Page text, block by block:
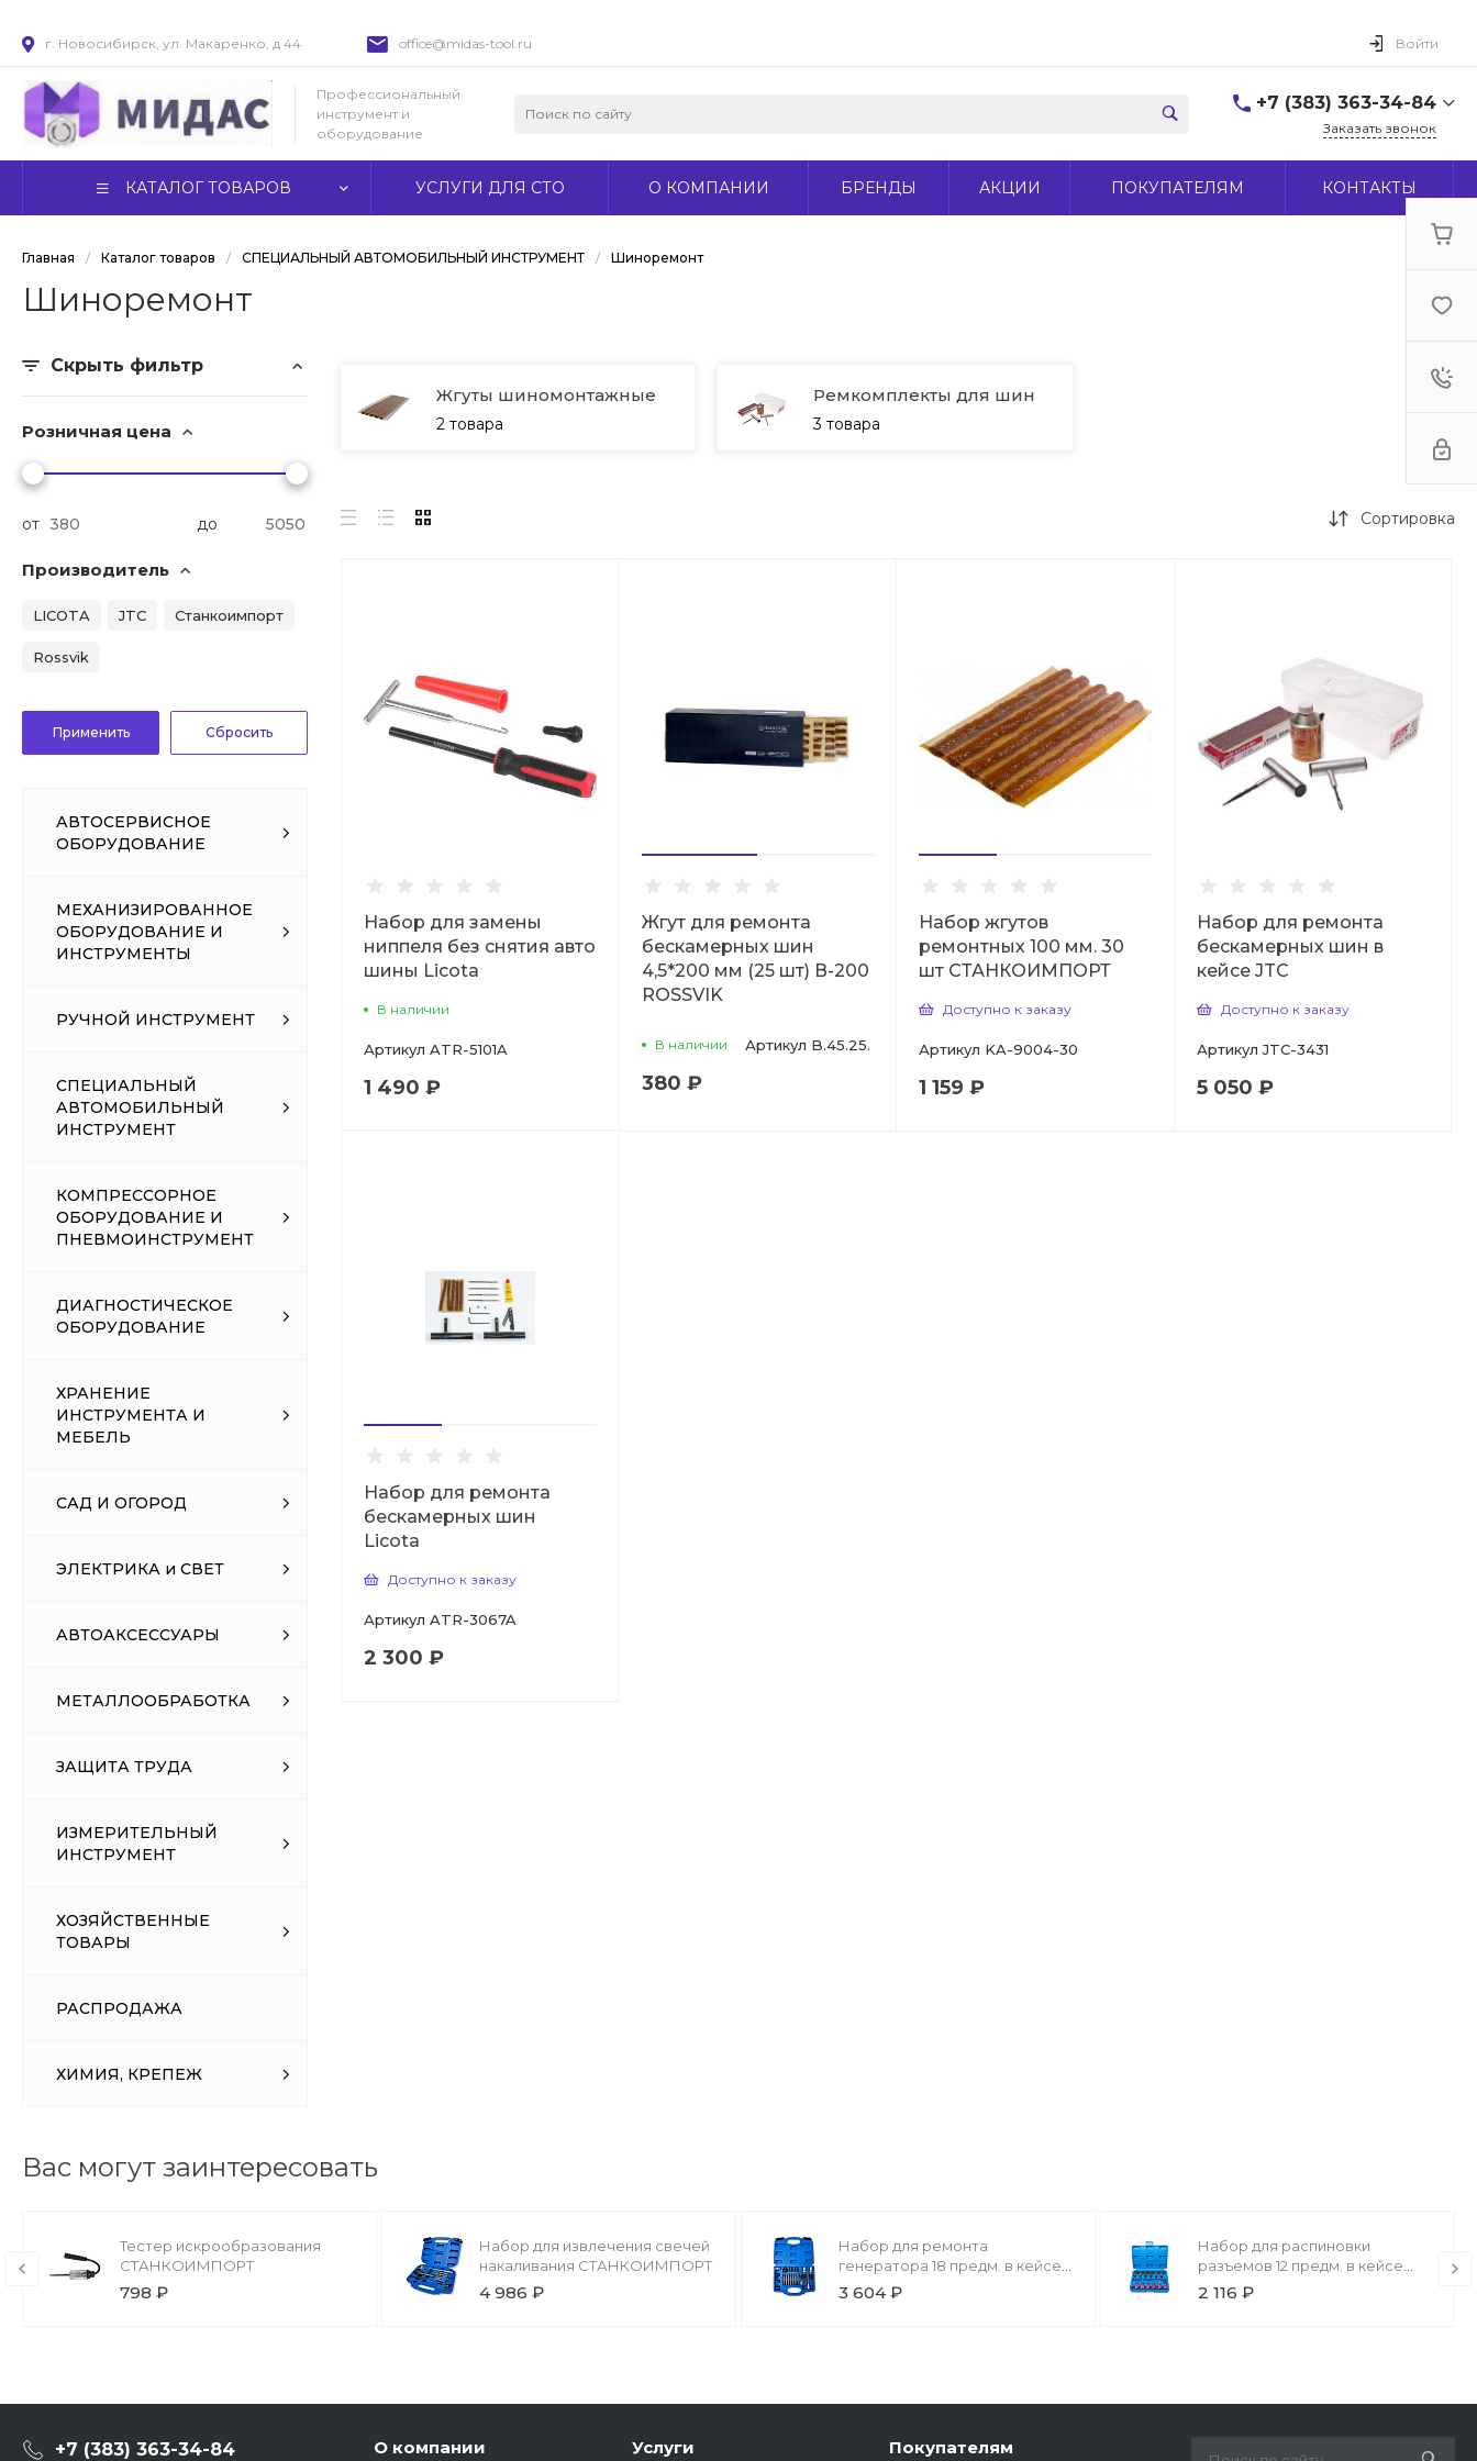
г. Новосибирск, ул. Макаренко, д 44 office@midas-tool.ru Войти
Профессиональный
инструмент и
оборудование
+7 (383) 363-34-84
г. Новосибирск, ул.
Заказать звонок
КАТАЛОГ ТОВАРОВ УСЛУГИ ДЛЯ СТО О КОМПАНИИ БРЕНДЫ АКЦИИ ПОКУПАТЕЛЯМ КОНТАКТЫ
Главная / Каталог товаров / СПЕЦИАЛЬНЫЙ АВТОМОБИЛЬНЫЙ ИНСТРУМЕНТ / Шиноремонт
Шиноремонт
Скрыть фильтр
Розничная цена
от до
Производитель
LICOTA JTC Станкоимпорт
Rossvik
АВТОСЕРВИСНОЕ
ОБОРУДОВАНИЕ
МЕХАНИЗИРОВАННОЕ
ОБОРУДОВАНИЕ И
ИНСТРУМЕНТЫ
РУЧНОЙ ИНСТРУМЕНТ
СПЕЦИАЛЬНЫЙ
АВТОМОБИЛЬНЫЙ
ИНСТРУМЕНТ
КОМПРЕССОРНОЕ
ОБОРУДОВАНИЕ И
ПНЕВМОИНСТРУМЕНТ
ДИАГНОСТИЧЕСКОЕ
ОБОРУДОВАНИЕ
ХРАНЕНИЕ
ИНСТРУМЕНТА И
МЕБЕЛЬ
САД И ОГОРОД
ЭЛЕКТРИКА и СВЕТ
АВТОАКСЕССУАРЫ
МЕТАЛЛООБРАБОТКА
ЗАЩИТА ТРУДА
ИЗМЕРИТЕЛЬНЫЙ
ИНСТРУМЕНТ
ХОЗЯЙСТВЕННЫЕ
ТОВАРЫ
РАСПРОДАЖА
ХИМИЯ, КРЕПЕЖ
Жгуты шиномонтажные
2 товара
Ремкомплекты для шин
3 товара
Сортировка
Набор для замены
ниппеля без снятия авто
шины Licota
В наличии
Артикул ATR-5101A
1 490 ₽
Жгут для ремонта
бескамерных шин
4,5*200 мм (25 шт) В-200
ROSSVIK
В наличии Артикул B.45.25.
380 ₽
Набор жгутов
ремонтных 100 мм. 30
шт СТАНКОИМПОРТ
Доступно к заказу
Артикул KA-9004-30
1 159 ₽
Набор для ремонта
бескамерных шин в
кейсе JTC
Доступно к заказу
Артикул JTC-3431
5 050 ₽
Набор для ремонта
бескамерных шин
Licota
Доступно к заказу
Артикул ATR-3067A
2 300 ₽
Вас могут заинтересовать
Тестер искрообразования
СТАНКОИМПОРТ
798 ₽
Набор для извлечения свечей
накаливания СТАНКОИМПОРТ
4 986 ₽
Набор для ремонта
генератора 18 предм. в кейсе
СТАНКОИМПОРТ
3 604 ₽
Набор для распиновки
разъемов 12 предм. в кейсе
СТАНКОИМПОРТ
2 116 ₽
+7 (383) 363-34-84 О компании Услуги Покупателям